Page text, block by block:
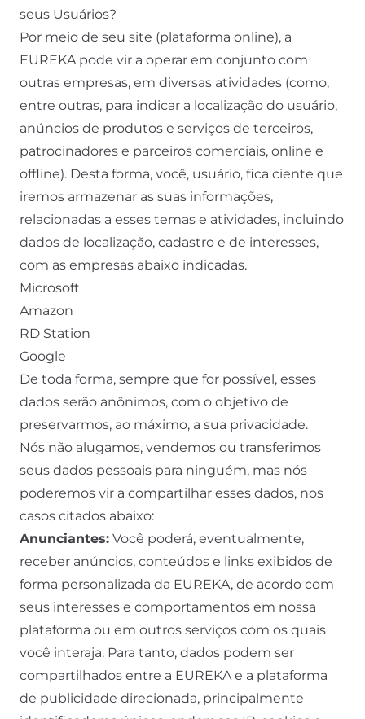
seus Usuários?
Por meio de seu site (plataforma online), a
EUREKA pode vir a operar em conjunto com
outras empresas, em diversas atividades (como,
entre outras, para indicar a localização do usuário,
anúncios de produtos e serviços de terceiros,
patrocinadores e parceiros comerciais, online e
offline). Desta forma, você, usuário, fica ciente que
iremos armazenar as suas informações,
relacionadas a esses temas e atividades, incluindo
dados de localização, cadastro e de interesses,
com as empresas abaixo indicadas.
Microsoft
Amazon
RD Station
Google
De toda forma, sempre que for possível, esses
dados serão anônimos, com o objetivo de
preservarmos, ao máximo, a sua privacidade.
Nós não alugamos, vendemos ou transferimos
seus dados pessoais para ninguém, mas nós
poderemos vir a compartilhar esses dados, nos
casos citados abaixo:
Anunciantes: Você poderá, eventualmente,
receber anúncios, conteúdos e links exibidos de
forma personalizada da EUREKA, de acordo com
seus interesses e comportamentos em nossa
plataforma ou em outros serviços com os quais
você interaja. Para tanto, dados podem ser
compartilhados entre a EUREKA e a plataforma
de publicidade direcionada, principalmente